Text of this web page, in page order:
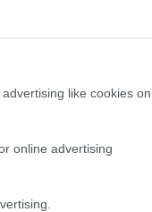
like cookies on
online advertising
kara